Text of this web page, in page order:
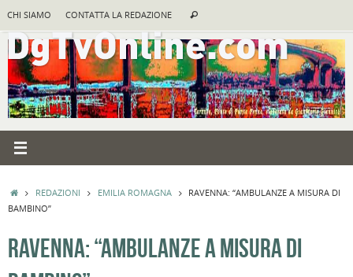
contenuto
CHI SIAMO CONTATTA LA REDAZIONE Cerca
HOMEREDAZIONI EMILIA ROMAGNA
RAVENNA: “AMBULANZE A MISURA DI
BAMBINO”
RAVENNA: “AMBULANZE A MISURA DI